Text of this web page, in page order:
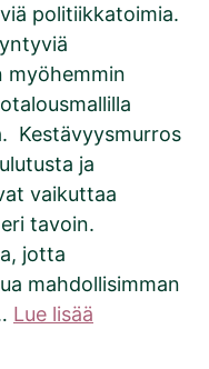
politiikkatoimia.
myöhemmin
Kestävyysmurros
ja
vaikuttaa
tavoin.
jotta
mahdollisimman
Lue lisää